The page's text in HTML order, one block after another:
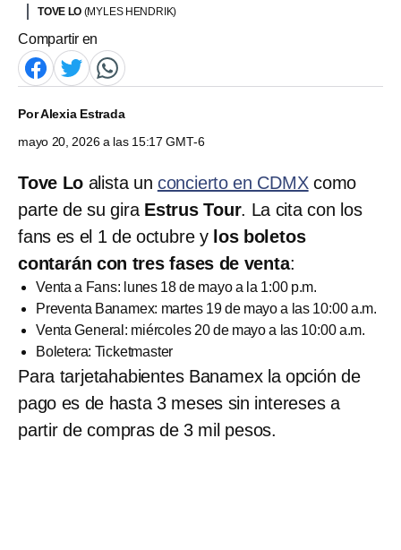
TOVE LO (MYLES HENDRIK)
Compartir en
PorAlexia Estrada
mayo 20, 2026 a las 15:17 GMT-6
Tove Lo alista un concierto en CDMXcomo
parte de su gira Estrus Tour. La cita con los
fans es el 1 de octubre ylos boletos
contarán con tres fases de venta:
Venta a Fans: lunes 18 de mayo a la 1:00 p.m.
Preventa Banamex: martes 19 de mayo a las 10:00 a.m.
Venta General: miércoles 20 de mayo a las 10:00 a.m.
Boletera: Ticketmaster
Para tarjetahabientes Banamex la opción de
pago es de hasta 3 meses sin intereses a
partir de compras de 3 mil pesos.